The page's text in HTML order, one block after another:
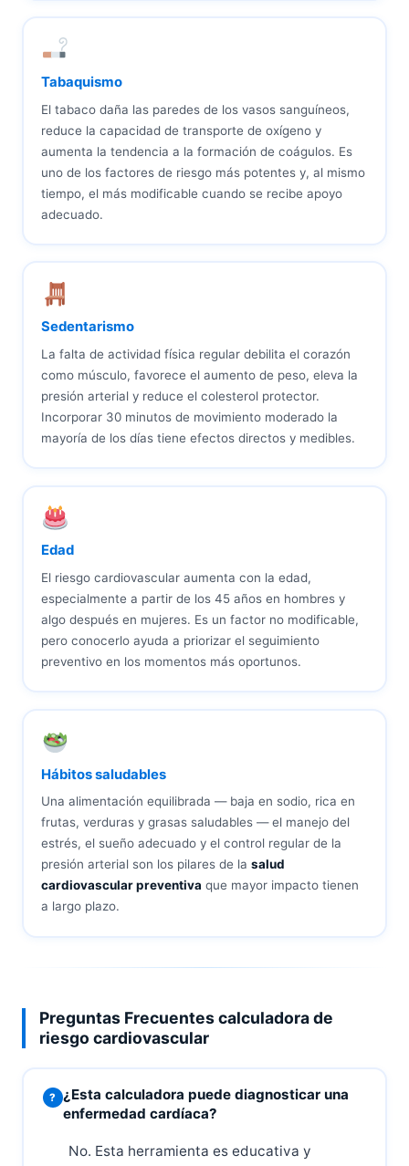
Tabaquismo
El tabaco daña las paredes de los vasos sanguíneos,
reduce la capacidad de transporte de oxígeno y
aumenta la tendencia a la formación de coágulos. Es
uno de los factores de riesgo más potentes y, al mismo
tiempo, el más modificable cuando se recibe apoyo
adecuado.
Sedentarismo
La falta de actividad física regular debilita el corazón
como músculo, favorece el aumento de peso, eleva la
presión arterial y reduce el colesterol protector.
Incorporar 30 minutos de movimiento moderado la
mayoría de los días tiene efectos directos y medibles.
Edad
El riesgo cardiovascular aumenta con la edad,
especialmente a partir de los 45 años en hombres y
algo después en mujeres. Es un factor no modificable,
pero conocerlo ayuda a priorizar el seguimiento
preventivo en los momentos más oportunos.
Hábitos saludables
Una alimentación equilibrada — baja en sodio, rica en
frutas, verduras y grasas saludables — el manejo del
estrés, el sueño adecuado y el control regular de la
presión arterial son los pilares de lasalud
cardiovascular preventiva que mayor impacto tienen
a largo plazo.
Preguntas Frecuentes calculadora de
riesgo cardiovascular
¿Esta calculadora puede diagnosticar una
enfermedad cardíaca?
No. Esta herramienta es educativa y